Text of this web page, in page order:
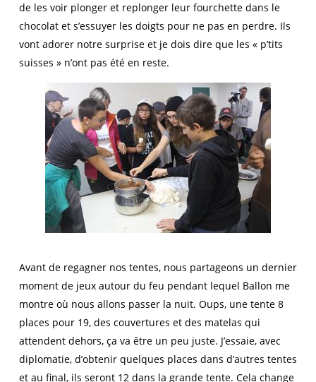
de les voir plonger et replonger leur fourchette dans le
chocolat et s’essuyer les doigts pour ne pas en perdre. Ils
vont adorer notre surprise et je dois dire que les « p’tits
suisses » n’ont pas été en reste.
Avant de regagner nos tentes, nous partageons un dernier
moment de jeux autour du feu pendant lequel Ballon me
montre où nous allons passer la nuit. Oups, une tente 8
places pour 19, des couvertures et des matelas qui
attendent dehors, ça va être un peu juste. J’essaie, avec
diplomatie, d’obtenir quelques places dans d’autres tentes
et au final, ils seront 12 dans la grande tente. Cela change